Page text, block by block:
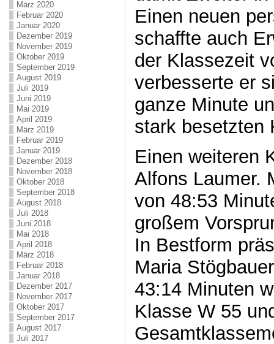
März 2020
Februar 2020
Januar 2020
Dezember 2019
November 2019
Oktober 2019
September 2019
August 2019
Juli 2019
Juni 2019
Mai 2019
April 2019
März 2019
Februar 2019
Januar 2019
Dezember 2018
November 2018
Oktober 2018
September 2018
August 2018
Juli 2018
Juni 2018
Mai 2018
April 2018
März 2018
Februar 2018
Januar 2018
Dezember 2017
November 2017
Oktober 2017
September 2017
August 2017
Juli 2017
Einen neuen
schaffte auch
der Klassezeit
verbesserte er
ganze Minute
stark besetzten
Einen weiteren
Alfons Laumer.
von 48:53
großem
In Bestform
Maria
43:14 Minuten
Klasse W 55